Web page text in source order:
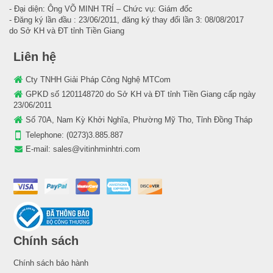
- Đại diện: Ông VÕ MINH TRÍ – Chức vụ: Giám đốc
- Đăng ký lần đầu : 23/06/2011, đăng ký thay đổi lần 3: 08/08/2017
do Sở KH và ĐT tỉnh Tiền Giang
Liên hệ
Cty TNHH Giải Pháp Công Nghệ MTCom
GPKD số 1201148720 do Sở KH và ĐT tỉnh Tiền Giang cấp ngày
23/06/2011
Số 70A, Nam Kỳ Khởi Nghĩa, Phường Mỹ Tho, Tỉnh Đồng Tháp
Telephone: (0273)3.885.887
E-mail: sales@vitinhminhtri.com
Chính sách
Chính sách bảo hành